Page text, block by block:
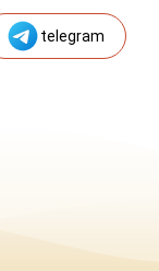
telegram